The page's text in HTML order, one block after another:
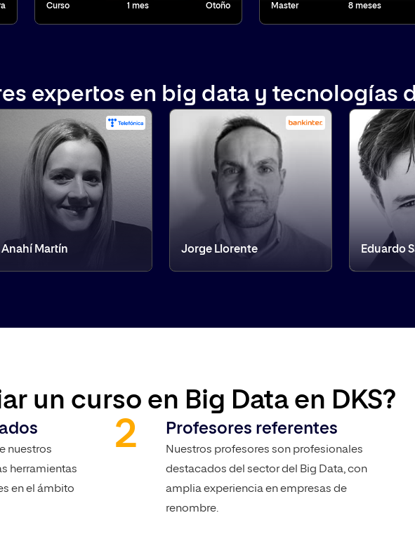
Curso 1 mes Otoño Master 8 meses
expertos en big data y tecnologías
Anahí Martín Jorge Llorente
un curso en Big Data en DKS?
nuestros
herramientas
en el ámbito
Profesores referentes
Nuestros profesores son profesionales
destacados del sector del Big Data, con
amplia experiencia en empresas de
renombre.